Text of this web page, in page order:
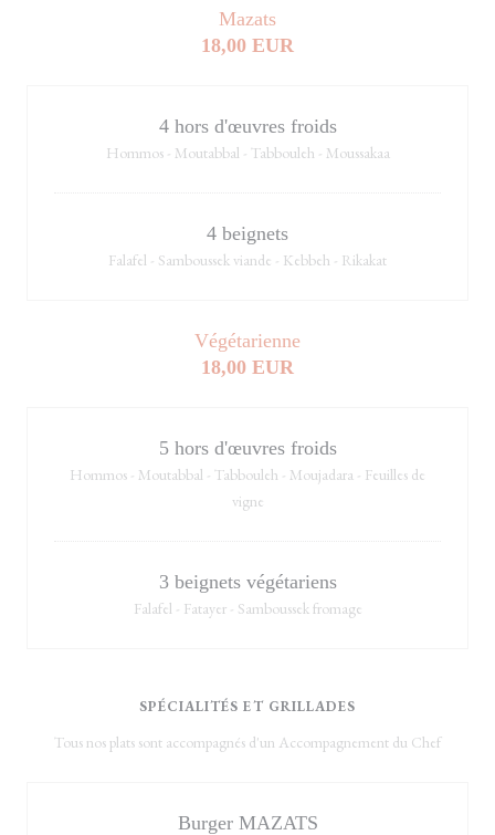
Mazats
18,00 EUR
4 hors d'œuvres froids
Hommos - Moutabbal - Tabbouleh - Moussakaa
4 beignets
Falafel - Samboussek viande - Kebbeh - Rikakat
Végétarienne
18,00 EUR
5 hors d'œuvres froids
Hommos - Moutabbal - Tabbouleh - Moujadara - Feuilles de
vigne
3 beignets végétariens
Falafel - Fatayer - Samboussek fromage
SPÉCIALITÉS ET GRILLADES
Tous nos plats sont accompagnés d'un Accompagnement du Chef
Burger MAZATS